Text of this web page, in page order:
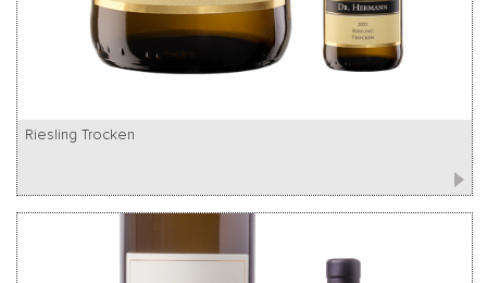
Riesling Trocken